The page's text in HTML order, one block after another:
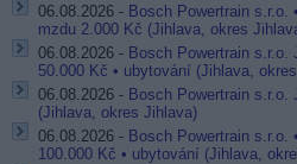
06.08.2026 - Bosch Powertrain s.r.o.
mzdu 2.000 Kč (Jihlava, okres
06.08.2026 - Bosch Powertrain s.r.o.
50.000 Kč • ubytování (Jihlava,
06.08.2026 - Bosch Powertrain s.r.o.
(Jihlava, okres Jihlava)
06.08.2026 - Bosch Powertrain s.r.o.
100.000 Kč • ubytování (Jihlava,